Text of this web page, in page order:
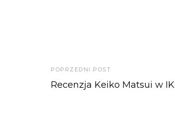
POPRZEDNI POST
Recenzja Keiko Matsui w IK